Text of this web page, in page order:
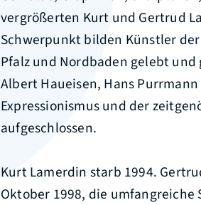
vergrößerten Kurt und Gertrud
Schwerpunkt bilden Künstler
Pfalz und Nordbaden gelebt
Albert Haueisen, Hans
Expressionismus und der
aufgeschlossen.
Kurt Lamerdin starb 1994.
Oktober 1998, die umfangreiche